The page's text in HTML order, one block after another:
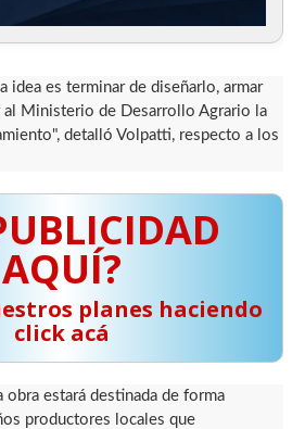
idea es terminar de diseñarlo, armar
Ministerio de Desarrollo Agrario la
detalló Volpatti, respecto a los
AQUÍ?
planes haciendo
click acá
obra estará destinada de forma
productores locales que